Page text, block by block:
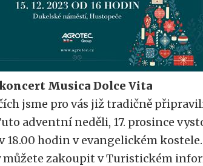
Musica Dolce Vita
jsme pro vás již tradičně
adventní neděli, 17. prosince
18.00 hodin v evangelickém kostele.
zakoupit v Turistickém